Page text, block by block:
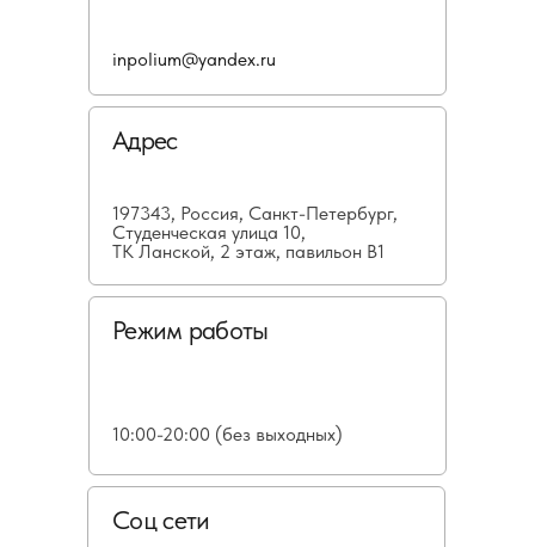
Адрес
197343, Россия, Санкт-Петербург,
Студенческая улица 10,
ТК Ланской, 2 этаж, павильон В1
Режим работы
10:00-20:00 (без выходных)
Соц сети
inpolium@yandex.ru